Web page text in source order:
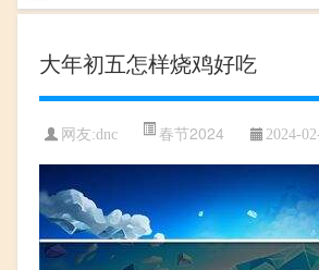
大年初五怎样烧鸡好吃
网友:dnc 春节2024 2024-